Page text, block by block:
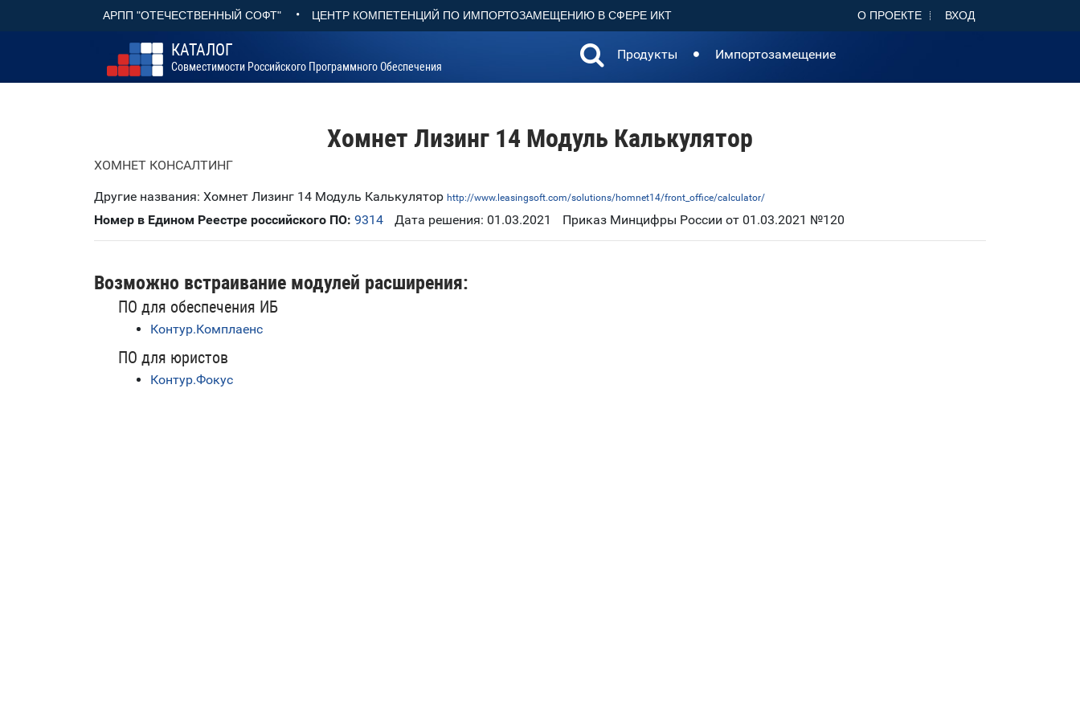
АРПП "ОТЕЧЕСТВЕННЫЙ СОФТ" • ЦЕНТР КОМПЕТЕНЦИЙ ПО ИМПОРТОЗАМЕЩЕНИЮ В СФЕРЕ ИКТ О ПРОЕКТЕ ВХОД
КАТАЛОГ
Совместимости Российского Программного Обеспечения
Продукты Импортозамещение
Хомнет Лизинг 14 Модуль Калькулятор
ХОМНЕТ КОНСАЛТИНГ
Другие названия: Хомнет Лизинг 14 Модуль Калькулятор http://www.leasingsoft.com/solutions/homnet14/front_office/calculator/
Номер в Едином Реестре российского ПО: 9314 Дата решения: 01.03.2021 Приказ Минцифры России от 01.03.2021 №120
Возможно встраивание модулей расширения:
ПО для обеспечения ИБ
Контур.Комплаенс
ПО для юристов
Контур.Фокус